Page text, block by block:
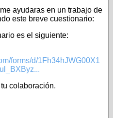
ayudaras en un trabajo de
este breve cuestionario:
es el siguiente:
forms/d/1Fh34hJWG00X1
colaboración.